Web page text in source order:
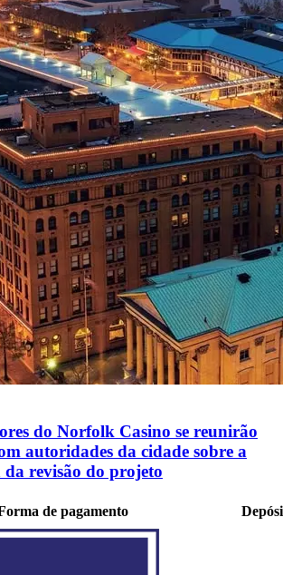
do Norfolk Casino se reunirão
autoridades da cidade sobre a
da revisão do projeto
de pagamento